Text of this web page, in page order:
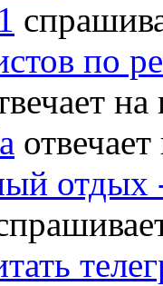
по
отдых